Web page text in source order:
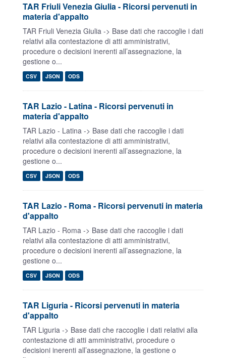
TAR Friuli Venezia Giulia - Ricorsi pervenuti in
materia d'appalto
TAR Friuli Venezia Giulia -> Base dati che raccoglie i dati
relativi alla contestazione di atti amministrativi,
procedure o decisioni inerenti all’assegnazione, la
gestione o...
CSV JSON ODS
TAR Lazio - Latina - Ricorsi pervenuti in
materia d'appalto
TAR Lazio - Latina -> Base dati che raccoglie i dati
relativi alla contestazione di atti amministrativi,
procedure o decisioni inerenti all’assegnazione, la
gestione o...
CSV JSON ODS
TAR Lazio - Roma - Ricorsi pervenuti in materia
d'appalto
TAR Lazio - Roma -> Base dati che raccoglie i dati
relativi alla contestazione di atti amministrativi,
procedure o decisioni inerenti all’assegnazione, la
gestione o...
CSV JSON ODS
TAR Liguria - Ricorsi pervenuti in materia
d'appalto
TAR Liguria -> Base dati che raccoglie i dati relativi alla
contestazione di atti amministrativi, procedure o
decisioni inerenti all’assegnazione, la gestione o